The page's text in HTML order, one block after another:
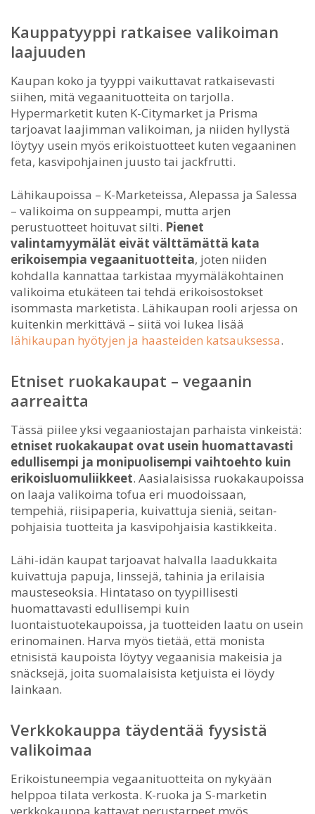
Kauppatyyppi ratkaisee valikoiman
laajuuden
Kaupan koko ja tyyppi vaikuttavat ratkaisevasti
siihen, mitä vegaanituotteita on tarjolla.
Hypermarketit kuten K-Citymarket ja Prisma
tarjoavat laajimman valikoiman, ja niiden hyllystä
löytyy usein myös erikoistuotteet kuten vegaaninen
feta, kasvipohjainen juusto tai jackfrutti.
Lähikaupoissa – K-Marketeissa, Alepassa ja Salessa
– valikoima on suppeampi, mutta arjen
perustuotteet hoituvat silti. Pienet
valintamyymälät eivät välttämättä kata
erikoisempia vegaanituotteita, joten niiden
kohdalla kannattaa tarkistaa myymäläkohtainen
valikoima etukäteen tai tehdä erikoisostokset
isommasta marketista. Lähikaupan rooli arjessa on
kuitenkin merkittävä – siitä voi lukea lisää
lähikaupan hyötyjen ja haasteiden katsauksessa.
Etniset ruokakaupat – vegaanin
aarreaitta
Tässä piilee yksi vegaaniostajan parhaista vinkeistä:
etniset ruokakaupat ovat usein huomattavasti
edullisempi ja monipuolisempi vaihtoehto kuin
erikoisluomuliikkeet. Aasialaisissa ruokakaupoissa
on laaja valikoima tofua eri muodoissaan,
tempehiä, riisipaperia, kuivattuja sieniä, seitan-
pohjaisia tuotteita ja kasvipohjaisia kastikkeita.
Lähi-idän kaupat tarjoavat halvalla laadukkaita
kuivattuja papuja, linssejä, tahinia ja erilaisia
mausteseoksia. Hintataso on tyypillisesti
huomattavasti edullisempi kuin
luontaistuotekaupoissa, ja tuotteiden laatu on usein
erinomainen. Harva myös tietää, että monista
etnisistä kaupoista löytyy vegaanisia makeisia ja
snäcksejä, joita suomalaisista ketjuista ei löydy
lainkaan.
Verkkokauppa täydentää fyysistä
valikoimaa
Erikoistuneempia vegaanituotteita on nykyään
helppoa tilata verkosta. K-ruoka ja S-marketin
verkkokauppa kattavat perustarpeet myös